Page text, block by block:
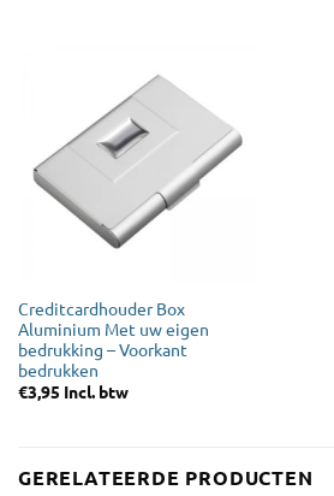
Creditcardhouder Box
Aluminium Met uw eigen
bedrukking – Voorkant
bedrukken
€3,95 Incl. btw
GERELATEERDE PRODUCTEN